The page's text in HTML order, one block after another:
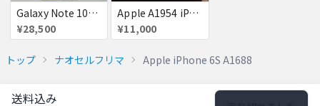
Galaxy Note 10+ docomo ネットワーク利用制限あり
¥28,500
Apple A1954 iPad 第6世代 アクティベーションロック品
¥11,000
トップ ナオセルフリマ Apple iPhone 6S A1688
送料込み